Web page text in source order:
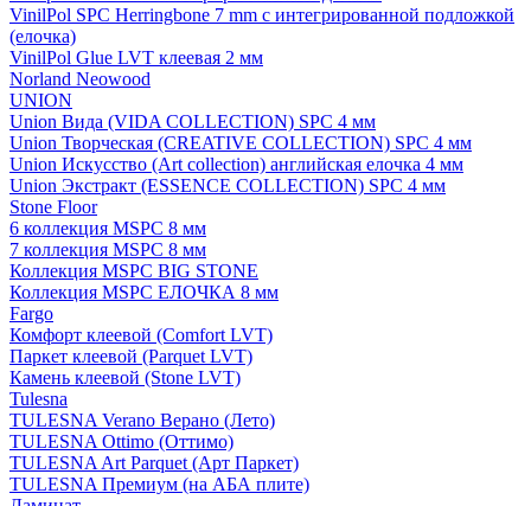
VinilPol SPC Herringbone 7 mm с интегрированной подложкой
(елочка)
VinilPol Glue LVT клеевая 2 мм
Norland Neowood
UNION
Union Вида (VIDA COLLECTION) SPC 4 мм
Union Творческая (CREATIVE COLLECTION) SPC 4 мм
Union Искусство (Art collection) английская елочка 4 мм
Union Экстракт (ESSENCE COLLECTION) SPC 4 мм
Stone Floor
6 коллекция MSPC 8 мм
7 коллекция MSPC 8 мм
Коллекция MSPC BIG STONE
Коллекция MSPC ЕЛОЧКА 8 мм
Fargo
Комфорт клеевой (Comfort LVT)
Паркет клеевой (Parquet LVT)
Камень клеевой (Stone LVT)
Tulesna
TULESNA Verano Верано (Лето)
TULESNA Ottimo (Оттимо)
TULESNA Art Parquet (Арт Паркет)
TULESNA Премиум (на АБА плите)